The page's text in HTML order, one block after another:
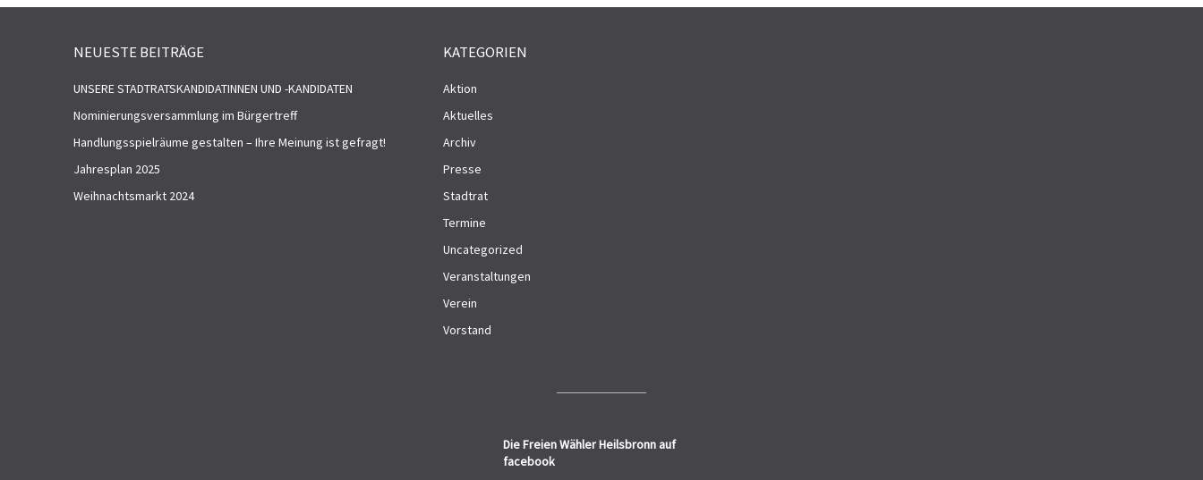
NEUESTE BEITRÄGE
UNSERE STADTRATSKANDIDATINNEN UND -KANDIDATEN
Nominierungsversammlung im Bürgertreff
Handlungsspielräume gestalten – Ihre Meinung ist gefragt!
Jahresplan 2025
Weihnachtsmarkt 2024
KATEGORIEN
Aktion
Aktuelles
Archiv
Presse
Stadtrat
Termine
Uncategorized
Veranstaltungen
Verein
Vorstand
Die Freien Wähler Heilsbronn auf
facebook